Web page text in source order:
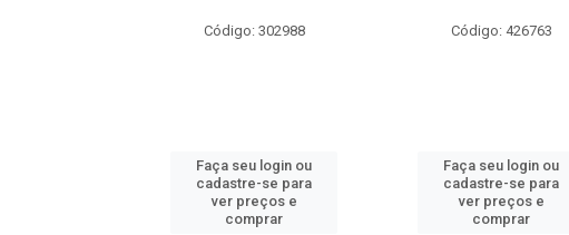
Código: 302988
Faça seu login ou
cadastre-se para
ver preços e
comprar
Código: 426763
Faça seu login ou
cadastre-se para
ver preços e
comprar